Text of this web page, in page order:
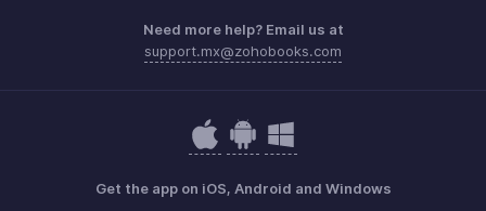
Need more help? Email us at
support.mx@zohobooks.com
Get the app on iOS, Android and Windows